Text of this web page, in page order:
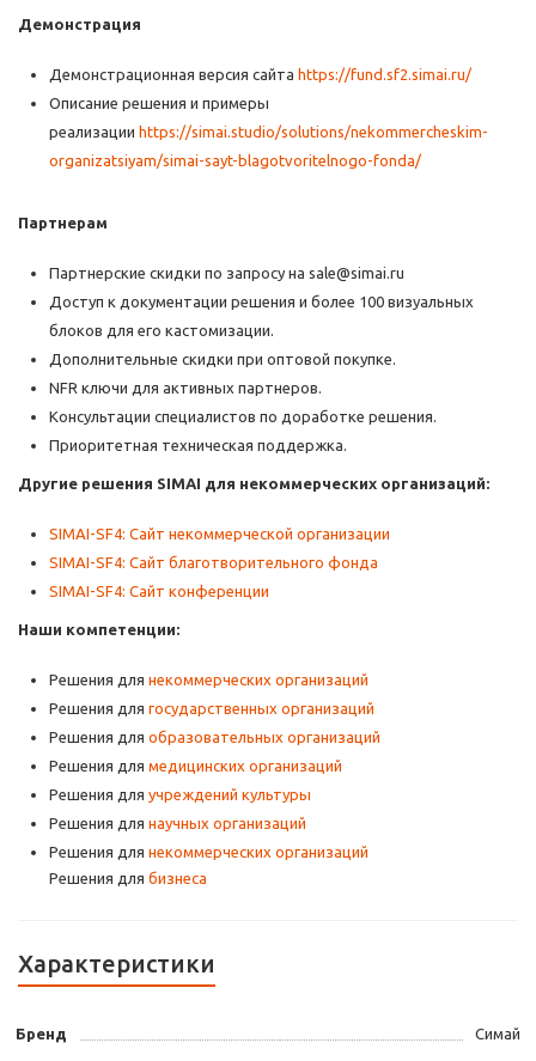
Демонстрация
Демонстрационная версия сайта https://fund.sf2.simai.ru/
Описание решения и примеры
реализации https://simai.studio/solutions/nekommercheskim-
organizatsiyam/simai-sayt-blagotvoritelnogo-fonda/
Партнерам
Партнерские скидки по запросу на sale@simai.ru
Доступ к документации решения и более 100 визуальных
блоков для его кастомизации.
Дополнительные скидки при оптовой покупке.
NFR ключи для активных партнеров.
Консультации специалистов по доработке решения.
Приоритетная техническая поддержка.
Другие решения SIMAI для некоммерческих организаций:
SIMAI-SF4: Сайт некоммерческой организации
SIMAI-SF4: Сайт благотворительного фонда
SIMAI-SF4: Сайт конференции
Наши компетенции:
Решения для некоммерческих организаций
Решения для государственных организаций
Решения для образовательных организаций
Решения для медицинских организаций
Решения для учреждений культуры
Решения для научных организаций
Решения для некоммерческих организаций
Решения для бизнеса
Характеристики
Бренд Симай